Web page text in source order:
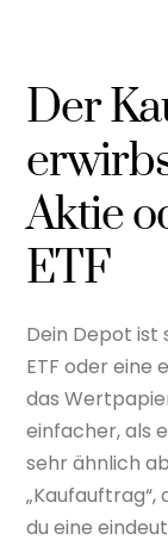
Der
Aktie
ETF
Dein Depot ist
ETF oder eine
das
einfacher, als
sehr ähnlich
du eine